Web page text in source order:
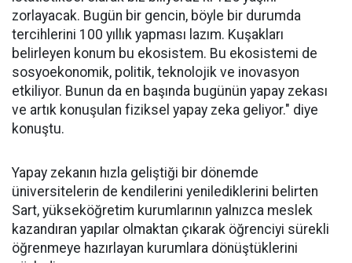
zorlayacak. Bugün bir gencin, böyle bir durumda
tercihlerini 100 yıllık yapması lazım. Kuşakları
belirleyen konum bu ekosistem. Bu ekosistemi de
sosyoekonomik, politik, teknolojik ve inovasyon
etkiliyor. Bunun da en başında bugünün yapay zekası
ve artık konuşulan fiziksel yapay zeka geliyor." diye
konuştu.
Yapay zekanın hızla geliştiği bir dönemde
üniversitelerin de kendilerini yenilediklerini belirten
Sart, yükseköğretim kurumlarının yalnızca meslek
kazandıran yapılar olmaktan çıkarak öğrenciyi sürekli
öğrenmeye hazırlayan kurumlara dönüştüklerini